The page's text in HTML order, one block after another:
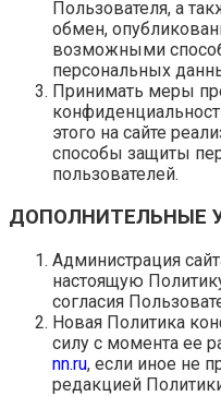
Пользователя, а
обмен,
возможными
персональных
Принимать меры
этого на сайте
способы защиты
пользователей.
ДОПОЛНИТЕЛЬНЫЕ
Администрация
настоящую
согласия
Новая Политика
силу с момента ее
nn.ru, если иное не
редакцией